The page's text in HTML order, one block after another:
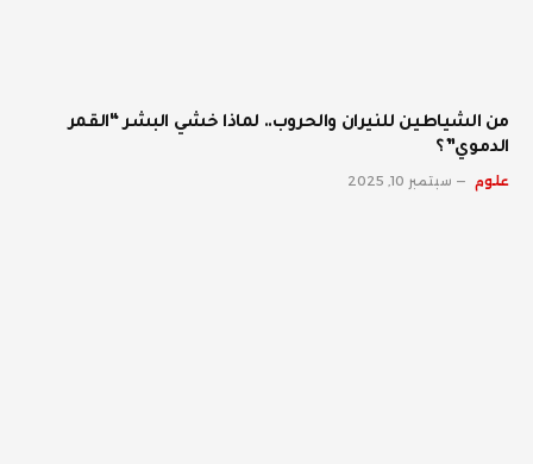
من الشياطين للنيران والحروب.. لماذا خشي البشر “القمر
الدموي”؟
علوم سبتمبر 10, 2025